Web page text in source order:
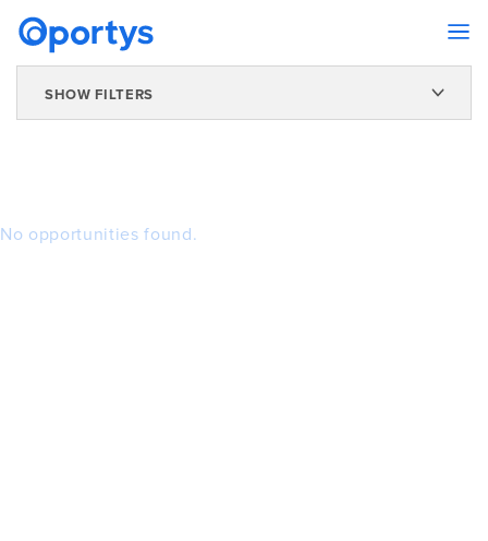
SHOW FILTERS
No opportunities found.